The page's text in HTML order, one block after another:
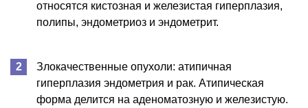
относятся кистозная и железистая гиперплазия,
полипы, эндометриоз и эндометрит.
Злокачественные опухоли: атипичная
гиперплазия эндометрия и рак. Атипическая
форма делится на аденоматозную и железистую.